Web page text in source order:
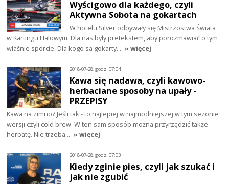
Wyścigowo dla każdego, czyli
Aktywna Sobota na gokartach
W hotelu Silver odbywały się Mistrzostwa Świata
w Kartingu Halowym. Dla nas były pretekstem, aby porozmawiać o tym
właśnie sporcie. Dla kogo sa gokarty… » więcej
2018-07-28, godz. 07:04
Kawa się nadawa, czyli kawowo-
herbaciane sposoby na upały -
PRZEPISY
Kawa na zimno? Jeśli tak - to najlepiej w najmodniejszej w tym sezonie
wersji czyli cold brew. W ten sam sposób można przyrządzić także
herbatę. Nie trzeba… » więcej
2018-07-28, godz. 07:03
Kiedy zginie pies, czyli jak szukać i
jak nie zgubić